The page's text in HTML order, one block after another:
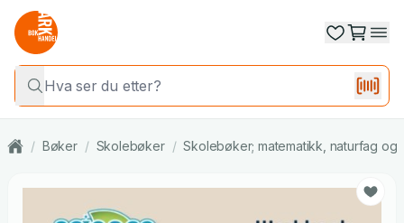
/ Bøker / Skolebøker / Skolebøker; matematikk, naturfag og